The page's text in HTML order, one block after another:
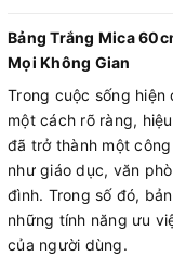
Bảng Trắng Mica
Mọi Không Gian
Trong cuộc sống
một cách rõ ràng,
đã trở thành một
như giáo dục, văn
đình. Trong số đó,
những tính năng ưu
của người dùng.